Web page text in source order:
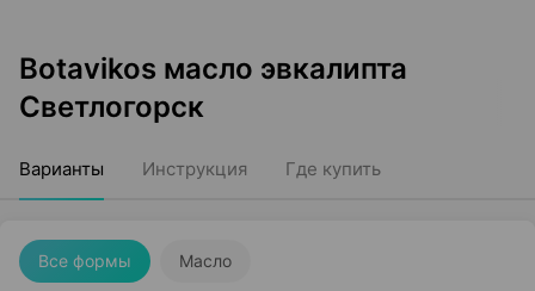
Botavikos масло эвкалипта
Светлогорск
Варианты Инструкция Где купить
Все формы Масло